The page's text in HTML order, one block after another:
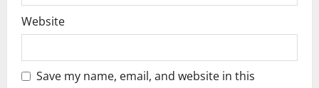
Website
Save my name, email, and website in this